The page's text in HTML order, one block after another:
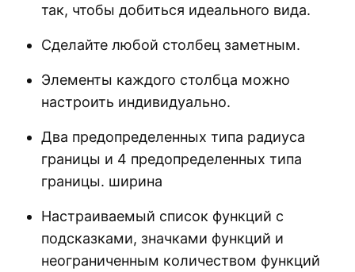
так, чтобы добиться идеального вида.
Сделайте любой столбец заметным.
Элементы каждого столбца можно
настроить индивидуально.
Два предопределенных типа радиуса
границы и 4 предопределенных типа
границы. ширина
Настраиваемый список функций с
подсказками, значками функций и
неограниченным количеством функций